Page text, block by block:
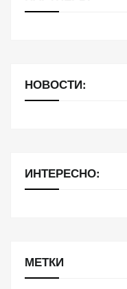
НОВОСТИ:
ИНТЕРЕСНО:
МЕТКИ